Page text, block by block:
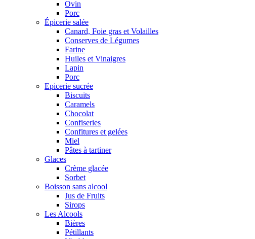
Ovin
Porc
Épicerie salée
Canard, Foie gras et Volailles
Conserves de Légumes
Farine
Huiles et Vinaigres
Lapin
Porc
Epicerie sucrée
Biscuits
Caramels
Chocolat
Confiseries
Confitures et gelées
Miel
Pâtes à tartiner
Glaces
Crème glacée
Sorbet
Boisson sans alcool
Jus de Fruits
Sirops
Les Alcools
Bières
Pétillants